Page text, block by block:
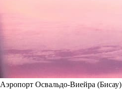
Аэропорт Освальдо-Виейра (Бисау)